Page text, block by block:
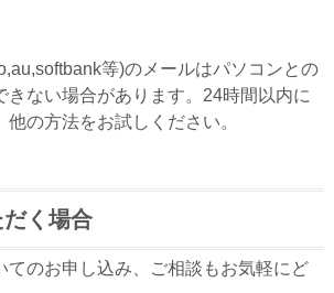
等)のメールはパソコンとの
きない場合があります。24時間以内に
の方法をお試しください。
く場合
てのお申し込み、ご相談もお気軽にど